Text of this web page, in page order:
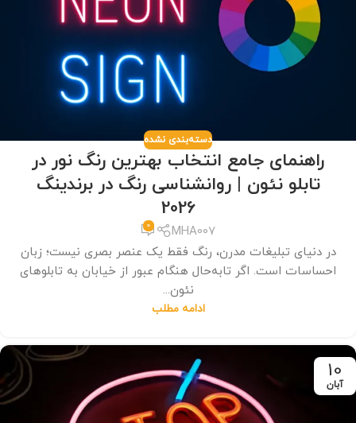
دسته‌بندی نشده
راهنمای جامع انتخاب بهترین رنگ نور در
تابلو نئون | روانشناسی رنگ در برندینگ
2026
MHA007
0
در دنیای تبلیغات مدرن، رنگ فقط یک عنصر بصری نیست؛ زبان
احساسات است. اگر تا‌به‌حال هنگام عبور از خیابان به تابلوهای
نئون...
ادامه مطلب
10
آبان